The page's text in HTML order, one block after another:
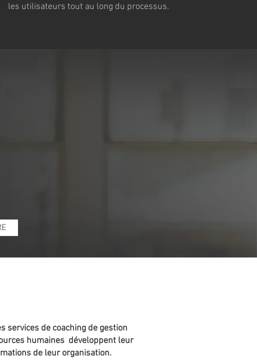
les utilisateurs tout au long du processus.
la transition
services de coaching de gestion
humaines développent leur
de leur organisation.